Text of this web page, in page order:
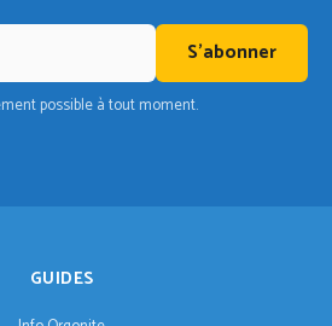
S'abonner
possible à tout moment.
GUIDES